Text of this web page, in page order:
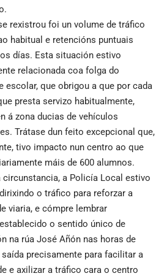
rexistrou foi un volume de tráfico
habitual e retencións puntuais
días. Esta situación estivo
relacionada coa folga do
escolar, que obrigou a que por cada
presta servizo habitualmente,
á zona ducias de vehículos
Trátase dun feito excepcional que,
tivo impacto nun centro ao que
máis de 600 alumnos.
circunstancia, a Policía Local estivo
o tráfico para reforzar a
viaria, e cómpre lembrar
o sentido único de
na rúa José Añón nas horas de
saída precisamente para facilitar a
e axilizar a tráfico cara o centro